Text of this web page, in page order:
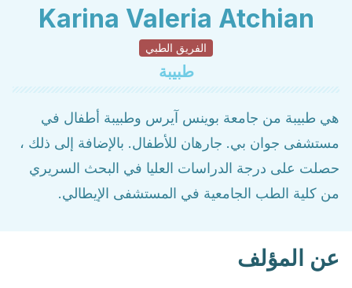
Karina Valeria Atchian
الفريق الطبي
طبيبة
هي طبيبة من جامعة بوينس آيرس وطبيبة أطفال في
مستشفى جوان بي. جارهان للأطفال. بالإضافة إلى ذلك ،
حصلت على درجة الدراسات العليا في البحث السريري
من كلية الطب الجامعية في المستشفى الإيطالي.
عن المؤلف